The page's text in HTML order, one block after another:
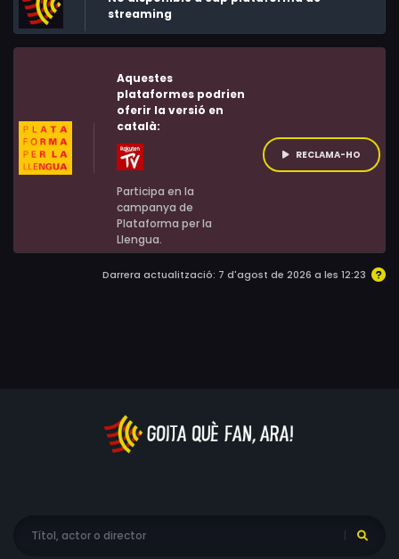
streaming
Aquestes
plataformes podrien
oferir la versió en
català:
Participa en la
campanya de
Plataforma per la
Llengua.
RECLAMA-HO
Darrera actualització: 7 d'agost de 2026 a les 12:23